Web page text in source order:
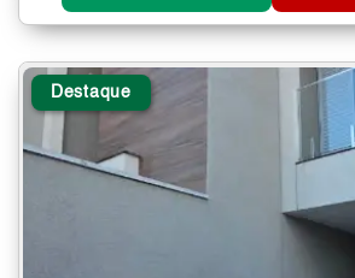
Destaque